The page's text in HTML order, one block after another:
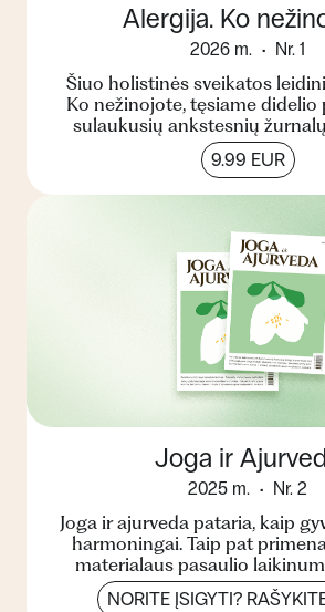
Alergija. Ko
2026 m. Nr. 1
Šiuo holistinės sveikatos
Ko nežinojote, tęsiame
sulaukusių ankstesnių
CHOLESTEROLIS ir
9.99 EUR
Joga ir
2025 m. Nr. 2
Joga ir ajurveda pataria, kaip
harmoningai. Taip pat
materialaus pasaulio
žinojimo ribas, pa...
NORITE ĮSIGYTI?